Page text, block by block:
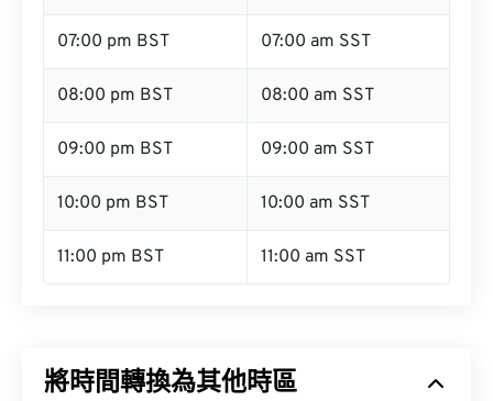
07:00 pm BST 07:00 am SST
08:00 pm BST 08:00 am SST
09:00 pm BST 09:00 am SST
10:00 pm BST 10:00 am SST
11:00 pm BST 11:00 am SST
將時間轉換為其他時區